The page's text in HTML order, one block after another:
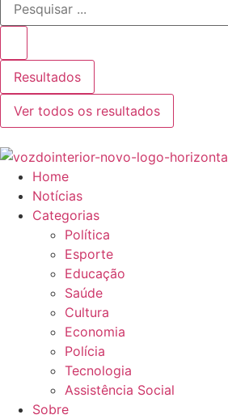
Resultados
Ver todos os resultados
Home
Notícias
Categorias
Política
Esporte
Educação
Saúde
Cultura
Economia
Polícia
Tecnologia
Assistência Social
Sobre